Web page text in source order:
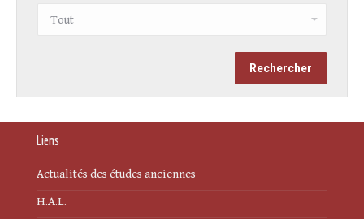
Liens
Actualités des études anciennes
H.A.L.